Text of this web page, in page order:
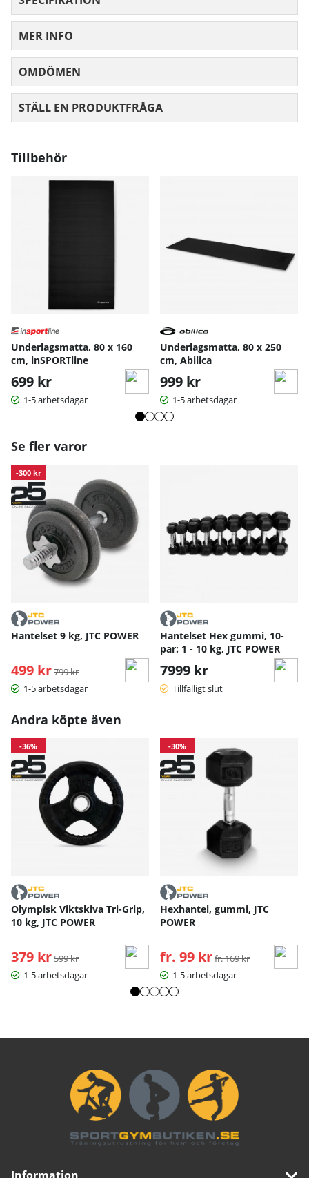
MER INFO
OMDÖMEN
STÄLL EN PRODUKTFRÅGA
Tillbehör
Underlagsmatta, 80 x 160
cm, inSPORTline
699 kr
1-5 arbetsdagar
Underlagsmatta, 80 x 250
cm, Abilica
999 kr
1-5 arbetsdagar
Se fler varor
-300 kr
Hantelset 9 kg, JTC POWER
499 krOrdinarie pris:
799 kr
1-5 arbetsdagar
Hantelset Hex gummi, 10-
par: 1 - 10 kg, JTC POWER
7999 kr
Tillfälligt slut
Andra köpte även
-36%
Olympisk Viktskiva Tri-Grip,
10 kg, JTC POWER
379 kr Ordinarie pris:
599 kr
1-5 arbetsdagar
-30%
Hexhantel, gummi, JTC
POWER
fr. 99 kr Ordinarie pris:
fr. 169 kr
1-5 arbetsdagar